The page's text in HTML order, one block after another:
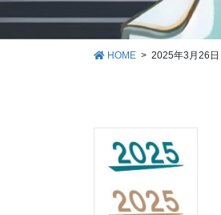
HOME 2025年3月26日